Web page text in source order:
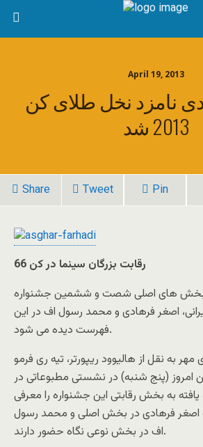
April 19, 2013
نامزد نخل طلای کن
2013 شد
Share Tweet Pin
رقابت بزرگان سینما در کن 66
بخش های اصلی شصت و ششمین جشنواره
اصغر فرهادی و محمد رسول اف در این
فهرست دیده می شود.
مهر به نقل از هالیوود ریپورتر، تیه ری فرمو
امروز (پنج شنبه) در نشستی مطبوعاتی در
به بخش رقابتی این جشنواره را معرفی
اصغر فرهادی در بخش اصلی و محمد رسول
‌اف در بخش نوعی نگاه حضور دارند.